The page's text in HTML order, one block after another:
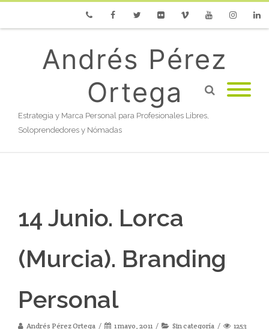
Andrés Pérez
Ortega
Estrategia y Marca Personal para Profesionales Libres,
Soloprendedores y Nómadas
14 Junio. Lorca
(Murcia). Branding
Personal
Andrés Pérez Ortega 1 mayo, 2011 Sin categoría 1253